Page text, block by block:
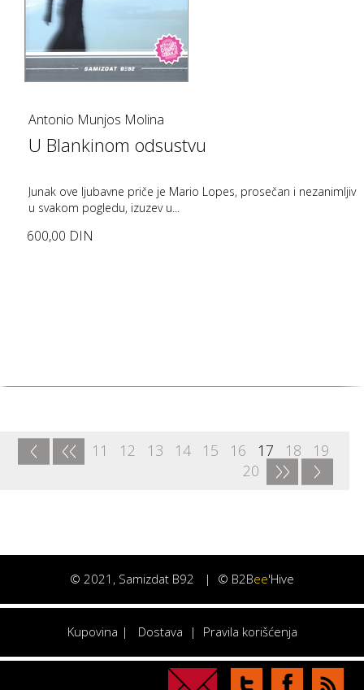
Antonio Munjos Molina
U Blankinom odsustvu
Junak ove ljubavne priče je Mario Lopes, prosečan i nezanimljiv
u svakom pogledu, izuzev u...
600,00 DIN
< << 11 12 13 14 15 16 17 18
19
20
>> >
© 2021 , Samizdat B92 | © B2Bee'Hive
Kupovina | Dostava | Pravila korišćenja